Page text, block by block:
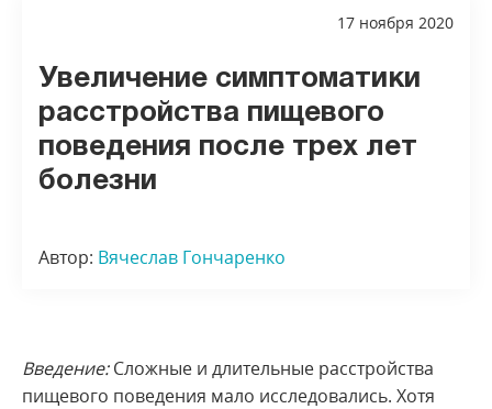
17 ноября 2020
Увеличение симптоматики
расстройства пищевого
поведения после трех лет
болезни
Автор: Вячеслав Гончаренко
Введение:Сложные и длительные расстройства
пищевого поведения мало исследовались. Хотя